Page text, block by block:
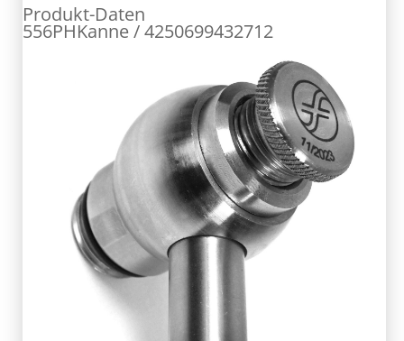
Produkt-Daten
556PHKanne / 4250699432712